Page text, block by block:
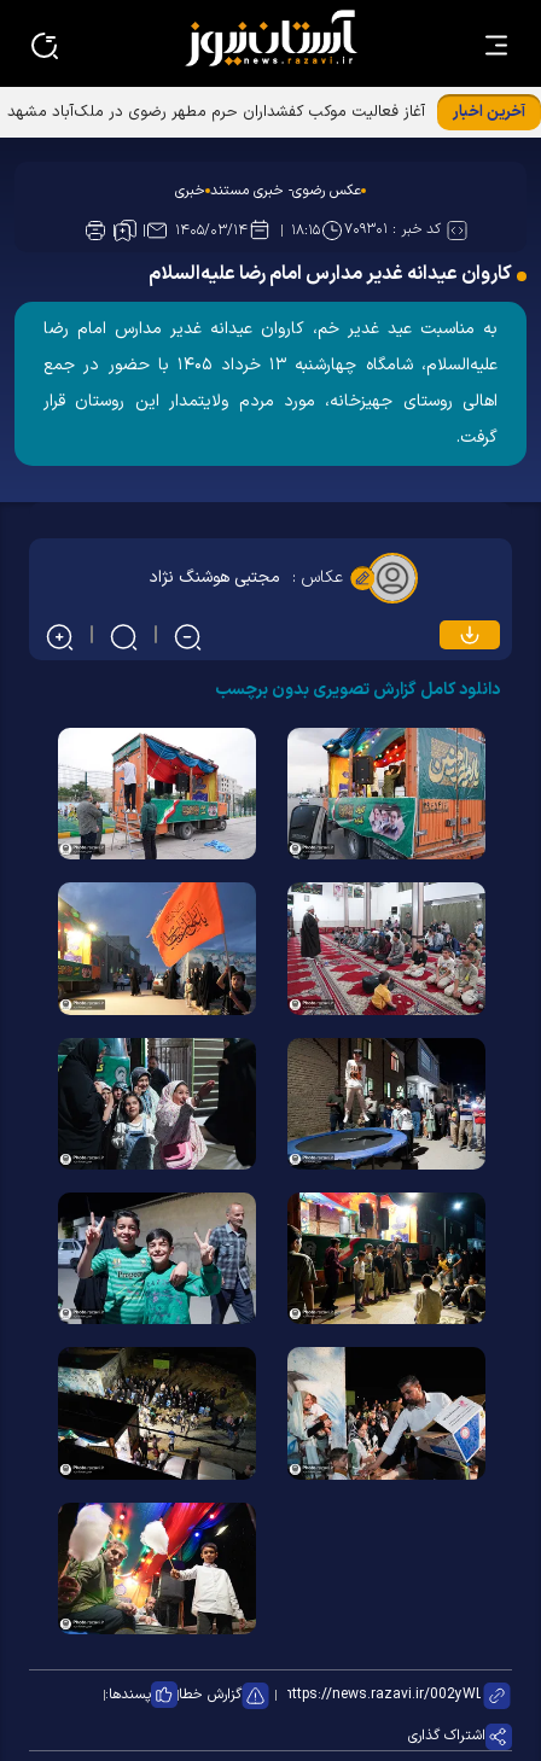
آخرین اخبار آغاز فعالیت موکب کفشداران حرم مطهر رضوی در ملک‌آباد مشهد
عکس رضوی- خبری مستند خبری
کد خبر : ۷۰۹۳۰۱ ۱۸:۱۵ ۱۴۰۵/۰۳/۱۴
کاروان عیدانه غدیر مدارس امام رضا علیه‌السلام
به مناسبت عید غدیر خم، کاروان عیدانه غدیر مدارس امام رضا
علیه‌السلام، شامگاه چهارشنبه ۱۳ خرداد ۱۴۰۵ با حضور در جمع
اهالی روستای جهیزخانه، مورد مردم ولایتمدار این روستان قرار
گرفت.
عکاس : مجتبی هوشنگ نژاد
دانلود کامل گزارش تصویری بدون برچسب
گزارش خطا
پسندها:
اشتراک گذاری